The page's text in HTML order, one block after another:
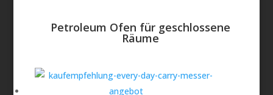
Petroleum Ofen für geschlossene
Räume